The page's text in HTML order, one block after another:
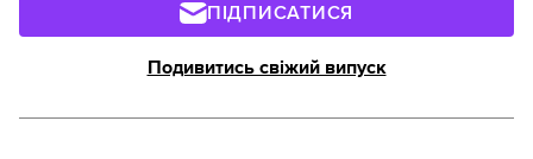
ПІДПИСАТИСЯ
Подивитись свіжий випуск